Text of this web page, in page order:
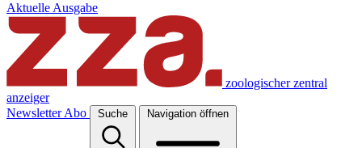
Aktuelle Ausgabe
zoologischer zentral
anzeiger
Newsletter Abo Suche Navigation öffnen